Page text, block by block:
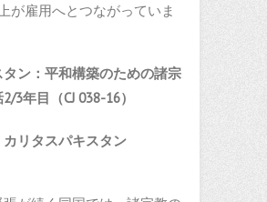
が雇用へとつながっていま
タン：平和構築のための諸宗
2/3年目（CJ 038-16）
カリタスパキスタン